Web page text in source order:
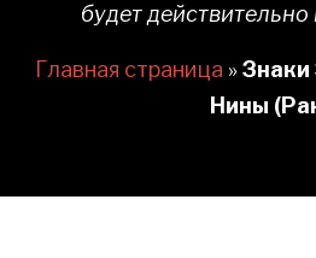
будет
Главная страница »Знаки
Нины